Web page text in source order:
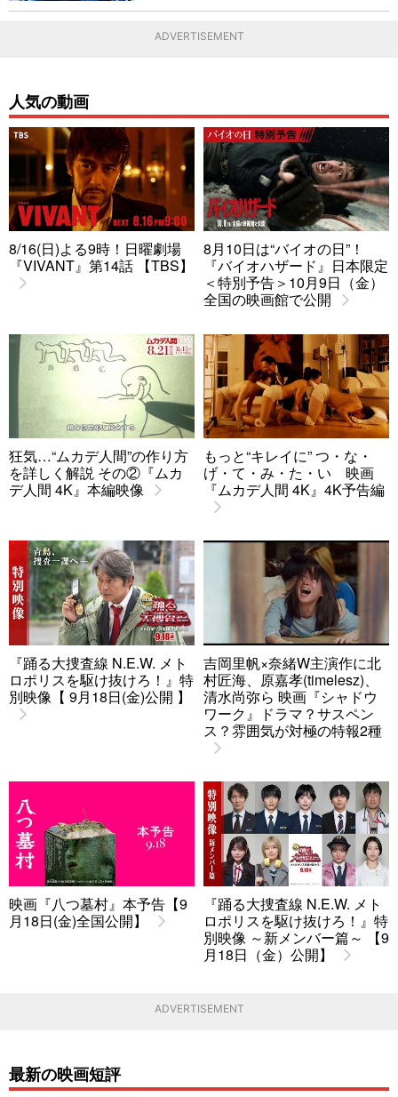
ADVERTISEMENT
人気の動画
8/16(日)よる9時！日曜劇場
『VIVANT』第14話 【TBS】
8月10日は“バイオの日”！
『バイオハザード』日本限定
＜特別予告＞10月9日（金）
全国の映画館で公開
狂気…“ムカデ人間”の作り方
を詳しく解説 その②『ムカ
デ人間 4K』本編映像
もっと“キレイに” つ・な・
げ・て・み・た・い 映画
『ムカデ人間 4K』4K予告編
『踊る大捜査線 N.E.W. メト
ロポリスを駆け抜けろ！』特
別映像【 9月18日(金)公開 】
吉岡里帆×奈緒W主演作に北
村匠海、原嘉孝(timelesz)、
清水尚弥ら 映画『シャドウ
ワーク』ドラマ？サスペン
ス？雰囲気が対極の特報2種
映画『八つ墓村』本予告【9
月18日(金)全国公開】
『踊る大捜査線 N.E.W. メト
ロポリスを駆け抜けろ！』特
別映像 ～新メンバー篇～ 【9
月18日（金）公開】
ADVERTISEMENT
最新の映画短評